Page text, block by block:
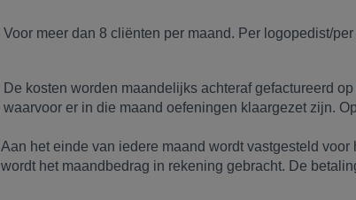
Voor meer dan 8 cliënten per maand. Per logopedist/per
De kosten worden maandelijks achteraf gefactureerd
waarvoor er in die maand oefeningen klaargezet zijn.
Aan het einde van iedere maand wordt vastgesteld
wordt het maandbedrag in rekening gebracht. De